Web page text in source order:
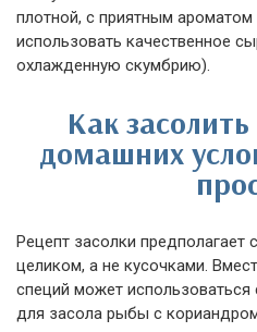
плотной, с приятным ароматом
использовать качественное
охлажденную скумбрию).
Как
домашних
Рецепт засолки предполагает
целиком, а не кусочками.
специй может использоваться
для засола рыбы с